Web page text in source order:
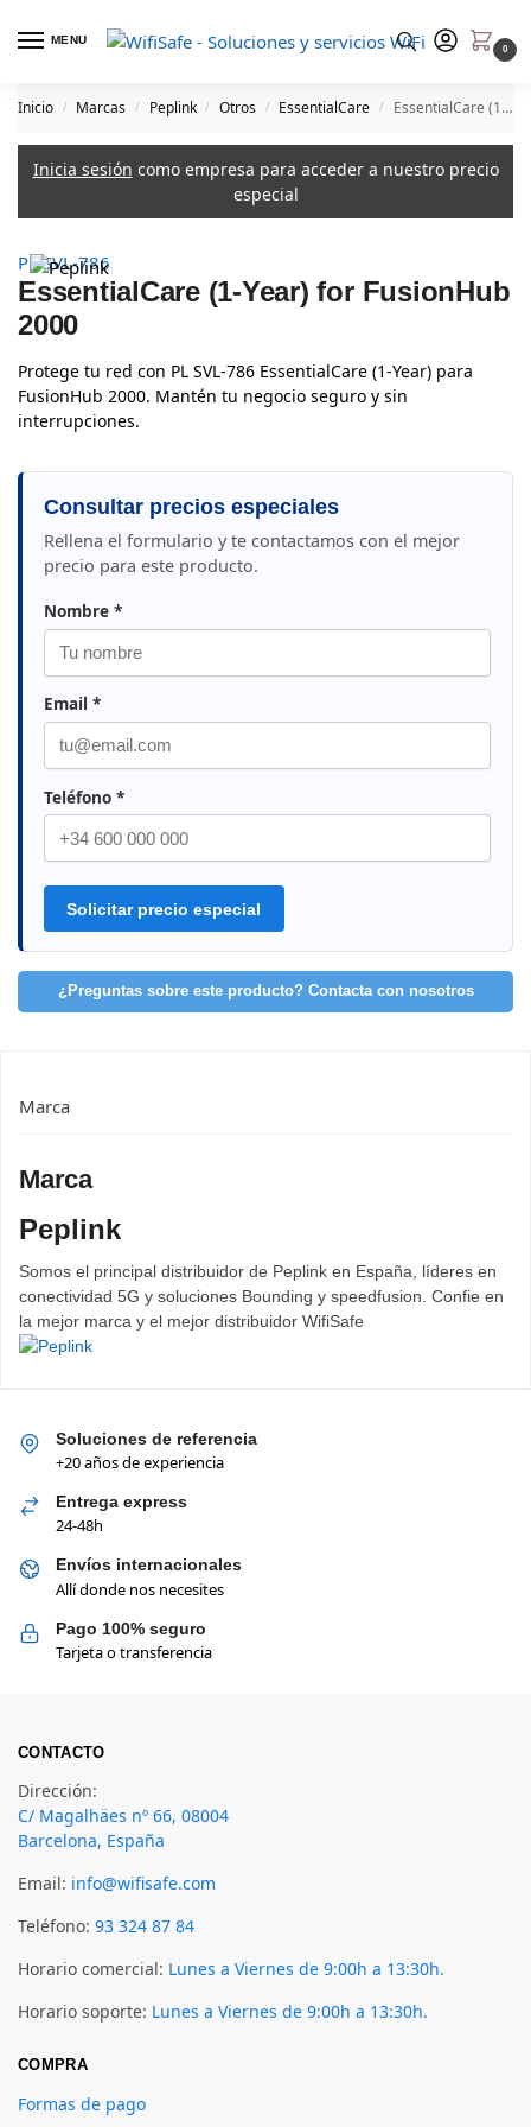
MENU
0
Inicio / Marcas / Peplink / Otros / EssentialCare / EssentialCare (1-Year) for FusionHub 2000
Inicia sesión como empresa para acceder a nuestro precio
especial
PL SVL-786
EssentialCare (1-Year) for FusionHub
2000
Protege tu red con PL SVL-786 EssentialCare (1-Year) para
FusionHub 2000. Mantén tu negocio seguro y sin
interrupciones.
Consultar precios especiales
Rellena el formulario y te contactamos con el mejor
precio para este producto.
Nombre *
Email *
Teléfono *
Solicitar precio especial
¿Preguntas sobre este producto? Contacta con nosotros
Marca
Marca
Peplink
Somos el principal distribuidor de Peplink en España, líderes en
conectividad 5G y soluciones Bounding y speedfusion. Confie en
la mejor marca y el mejor distribuidor WifiSafe
Soluciones de referencia
+20 años de experiencia
Entrega express
24-48h
Envíos internacionales
Allí donde nos necesites
Pago 100% seguro
Tarjeta o transferencia
CONTACTO
Dirección:
C/ Magalhäes nº 66, 08004
Barcelona, España
Email: info@wifisafe.com
Teléfono: 93 324 87 84
Horario comercial: Lunes a Viernes de 9:00h a 13:30h.
Horario soporte: Lunes a Viernes de 9:00h a 13:30h.
COMPRA
Formas de pago